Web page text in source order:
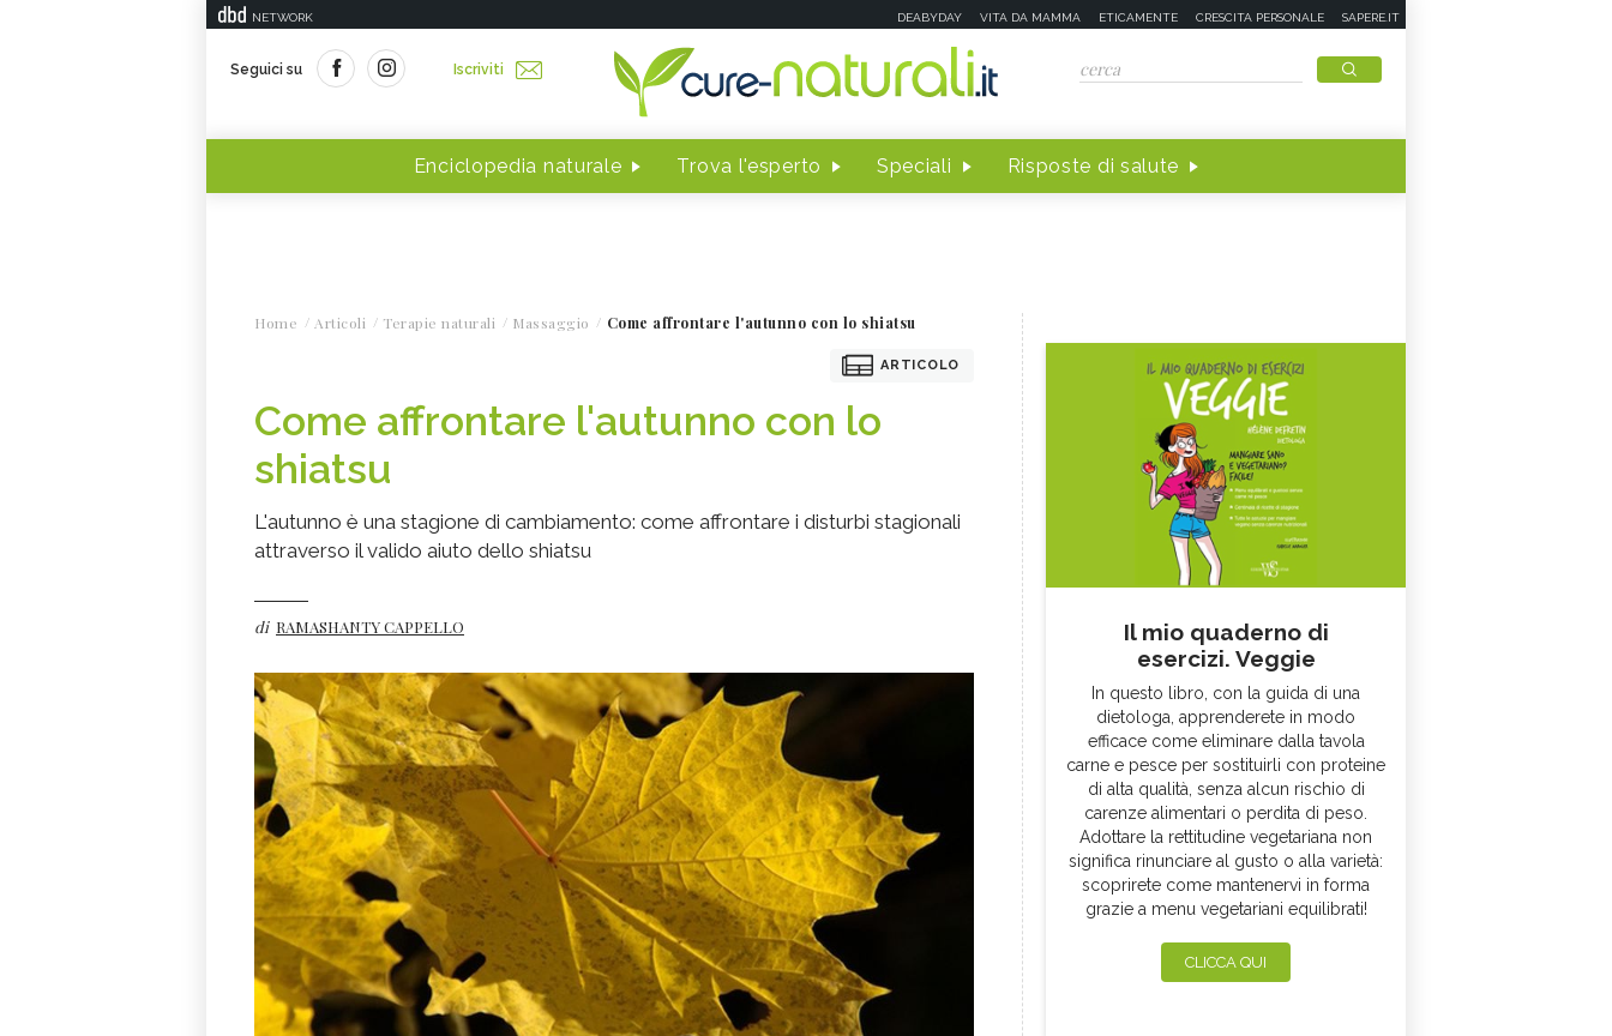
NETWORK DEABYDAY VITA DA MAMMA ETICAMENTE CRESCITA PERSONALE SAPERE.IT
Seguici su Iscriviti
Enciclopedia naturale Trova l'esperto Speciali Risposte di salute
Home Articoli Terapie naturali Massaggio Come affrontare l'autunno con lo shiatsu
ARTICOLO
Come affrontare l'autunno con lo
shiatsu
L'autunno è una stagione di cambiamento: come affrontare i disturbi stagionali
attraverso il valido aiuto dello shiatsu
di RAMASHANTY CAPPELLO
Il mio quaderno di
esercizi. Veggie
In questo libro, con la guida di una
dietologa, apprenderete in modo
efficace come eliminare dalla tavola
carne e pesce per sostituirli con proteine
di alta qualità, senza alcun rischio di
carenze alimentari o perdita di peso.
Adottare la rettitudine vegetariana non
significa rinunciare al gusto o alla varietà:
scoprirete come mantenervi in forma
grazie a menu vegetariani equilibrati!
CLICCA QUI